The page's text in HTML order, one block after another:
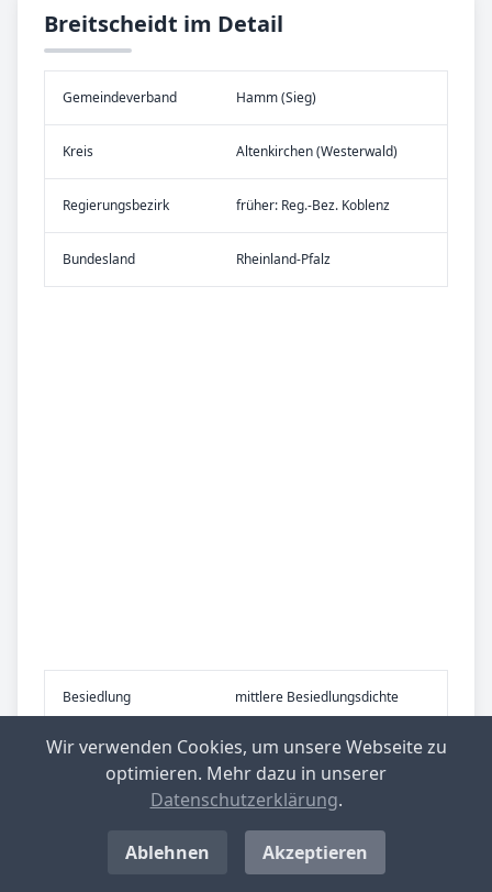
Breitscheidt im Detail
Gemeinde­verband Hamm (Sieg)
Kreis Altenkirchen (Westerwald)
Re­gier­ungs­bezirk früher: Reg.-Bez. Koblenz
Bundes­land Rheinland-Pfalz
Be­sied­lung mittlere Besiedlungsdichte
Be­lieb­te Rei­se­zie­le Westerwald
Nachrichten aus Breitscheidt
Wir verwenden Cookies, um unsere Webseite zu
optimieren. Mehr dazu in unserer
Datenschutzerklärung.
Ablehnen Akzeptieren